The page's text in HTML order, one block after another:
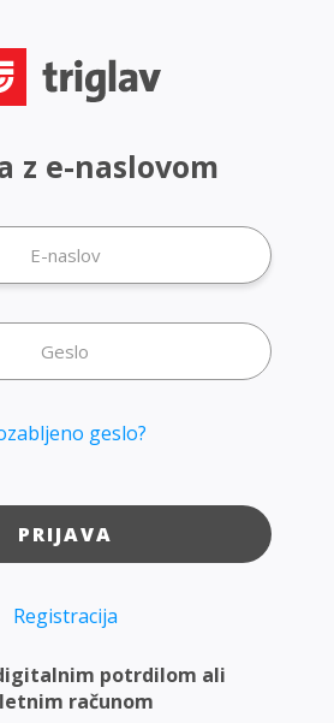
potrdilom ali
računom
z e-naslovom
geslo?
PRIJAVA
Registracija